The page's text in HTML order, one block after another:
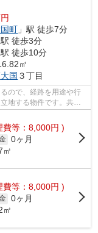
町 」駅 徒歩7分
駅 徒歩3分
駅 徒歩10分
㎡
大国 ３丁目
ので、経路を用途や行
地する物件です。共用
費等：8,000円 )
0ヶ月
㎡
費等：8,000円 )
0ヶ月
㎡